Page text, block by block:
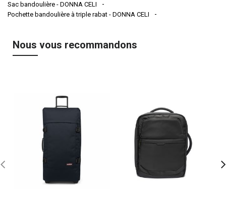
Sac bandoulière - DONNA CELI
Pochette bandoulière à triple rabat - DONNA CELI
Nous vous recommandons